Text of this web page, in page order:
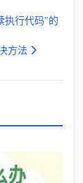
执行代码"的
方法